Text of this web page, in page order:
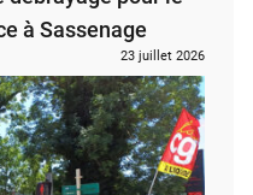
à Sassenage
23 juillet 2026